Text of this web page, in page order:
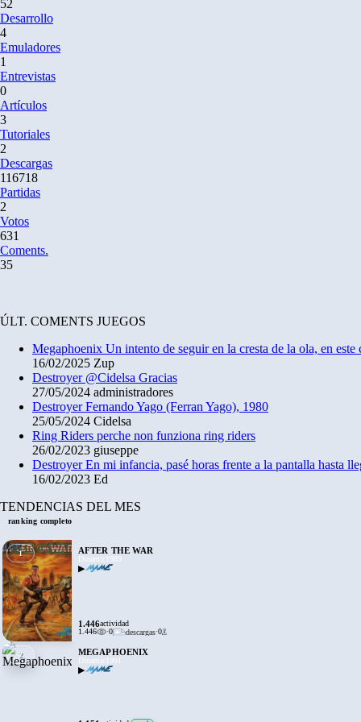
52
Desarrollo
4
Emuladores
1
Entrevistas
0
Artículos
3
Tutoriales
2
Descargas
116718
Partidas
2
Votos
631
Coments.
35
ÚLT. COMENTS JUEGOS
Megaphoenix Un intento de seguir en la cresta de la ola, en
16/02/2025 Zup
Destroyer @Cidelsa Gracias
27/05/2024 administradores
Destroyer Fernando Yago (Ferran Yago), 1980
25/05/2024 Cidelsa
Ring Riders perche non funziona ring riders
26/02/2023 giuseppe
Destroyer En mi infancia, pasé horas frente a la pantalla hasta
16/02/2023 Ed
TENDENCIAS DEL MES
ranking completo
1 AFTER THE WAR
Dinamic 1989
▶
1.446actividad
1.446
·0 ·0
2 MEGAPHOENIX
Dinamic 1991
▶